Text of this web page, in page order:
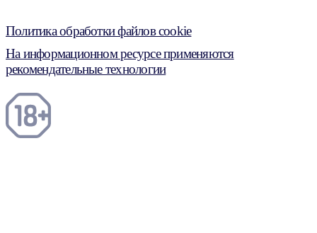
Политика обработки файлов cookie
На информационном ресурсе применяются
рекомендательные технологии